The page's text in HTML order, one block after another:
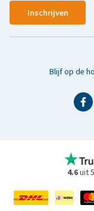
Inschrijven
Blijf op de
4.6uit